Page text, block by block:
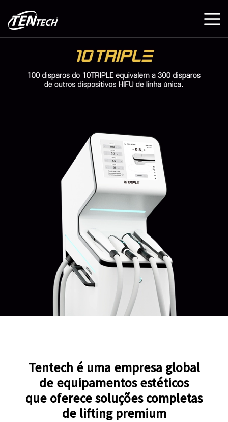
Tentech é uma empresa global
de equipamentos estéticos
que oferece soluções completas
de lifting premium